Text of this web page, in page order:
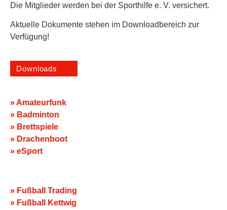
Die Mitglieder werden bei der Sporthilfe e. V. versichert.
Aktuelle Dokumente stehen im Downloadbereich zur
Verfügung!
Downloads
» Amateurfunk
» Badminton
» Brettspiele
» Drachenboot
» eSport
» Fußball Trading
» Fußball Kettwig